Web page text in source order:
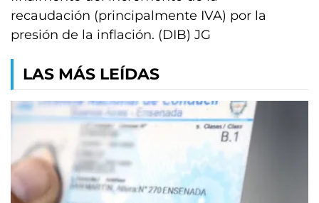
recaudación (principalmente IVA) por la
presión de la inflación. (DIB) JG
LAS MÁS LEÍDAS